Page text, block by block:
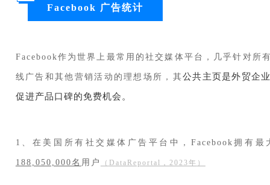
Facebook 广告统计
Facebook作为世界上最常用的社交媒体平台， 几乎针对 所
线广告和其他营销活动的理想场所，其公共主页是外贸企
促进产品口碑的免费机会。
1、在美国所有社交媒体广告平台中，Facebook拥有最
188,050,000名 用户 （ DataReportal，2023年 ）